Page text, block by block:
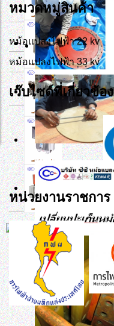
หมวดหมู่สินค้า
หม้อแปลงไฟฟ้า 22 kv
หม้อแปลงไฟฟ้า 33 kv
เว๊บไซด์ที่เกี่ยวข้อง
หน่วยงานราชการ